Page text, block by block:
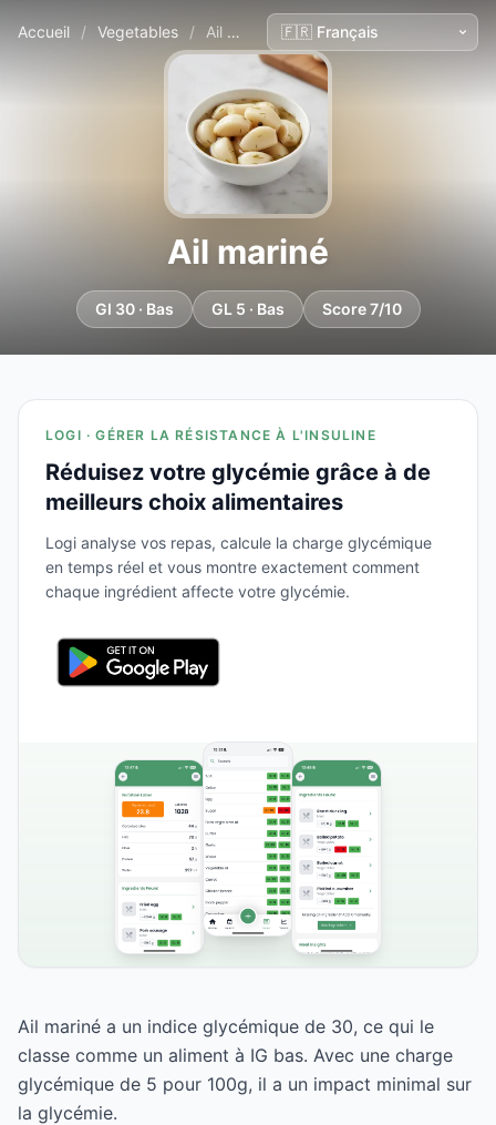
Accueil / Vegetables / Ail mariné
Ail mariné
GI 30 · Bas GL 5 · Bas Score 7/10
LOGI · GÉRER LA RÉSISTANCE À L'INSULINE
Réduisez votre glycémie grâce à de
meilleurs choix alimentaires
Logi analyse vos repas, calcule la charge glycémique
en temps réel et vous montre exactement comment
chaque ingrédient affecte votre glycémie.
Ail mariné a un indice glycémique de 30, ce qui le
classe comme un aliment à IG bas. Avec une charge
glycémique de 5 pour 100g, il a un impact minimal sur
la glycémie.